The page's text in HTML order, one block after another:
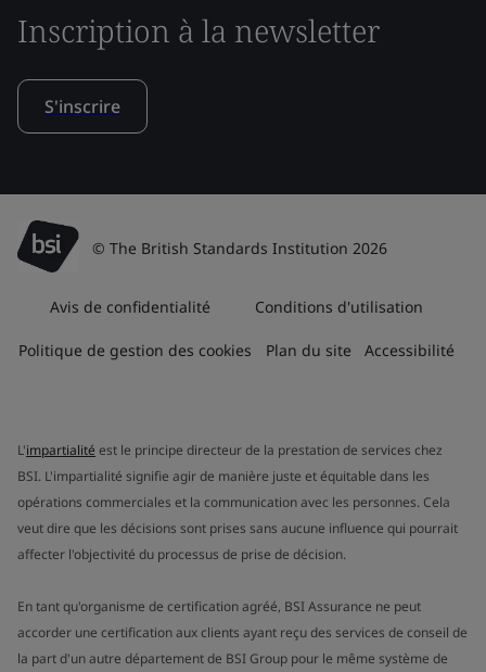
Inscription à la newsletter
S'inscrire
© The British Standards Institution 2026
Avis de confidentialité Conditions d'utilisation
Politique de gestion des cookies Plan du site Accessibilité
L'impartialité est le principe directeur de la prestation de services chez
BSI. L'impartialité signifie agir de manière juste et équitable dans les
opérations commerciales et la communication avec les personnes. Cela
veut dire que les décisions sont prises sans aucune influence qui pourrait
affecter l'objectivité du processus de prise de décision.
En tant qu'organisme de certification agréé, BSI Assurance ne peut
accorder une certification aux clients ayant reçu des services de conseil de
la part d'un autre département de BSI Group pour le même système de